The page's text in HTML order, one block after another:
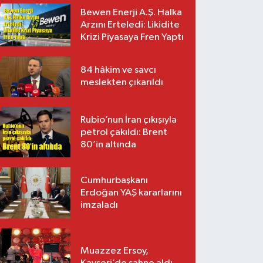
Bewen Enerji A.Ş. Halka
Arzını Erteledi: Likidite
Krizi Piyasaya Fren Yaptı
84 hâkim ve savcı
meslekten çıkarıldı
Rubio’nun İran çıkışıyla
petrol çakıldı: Brent
80’in altında
Cumhurbaşkanı
Erdoğan YAŞ kararlarını
imzaladı
Muazzez Ersoy,